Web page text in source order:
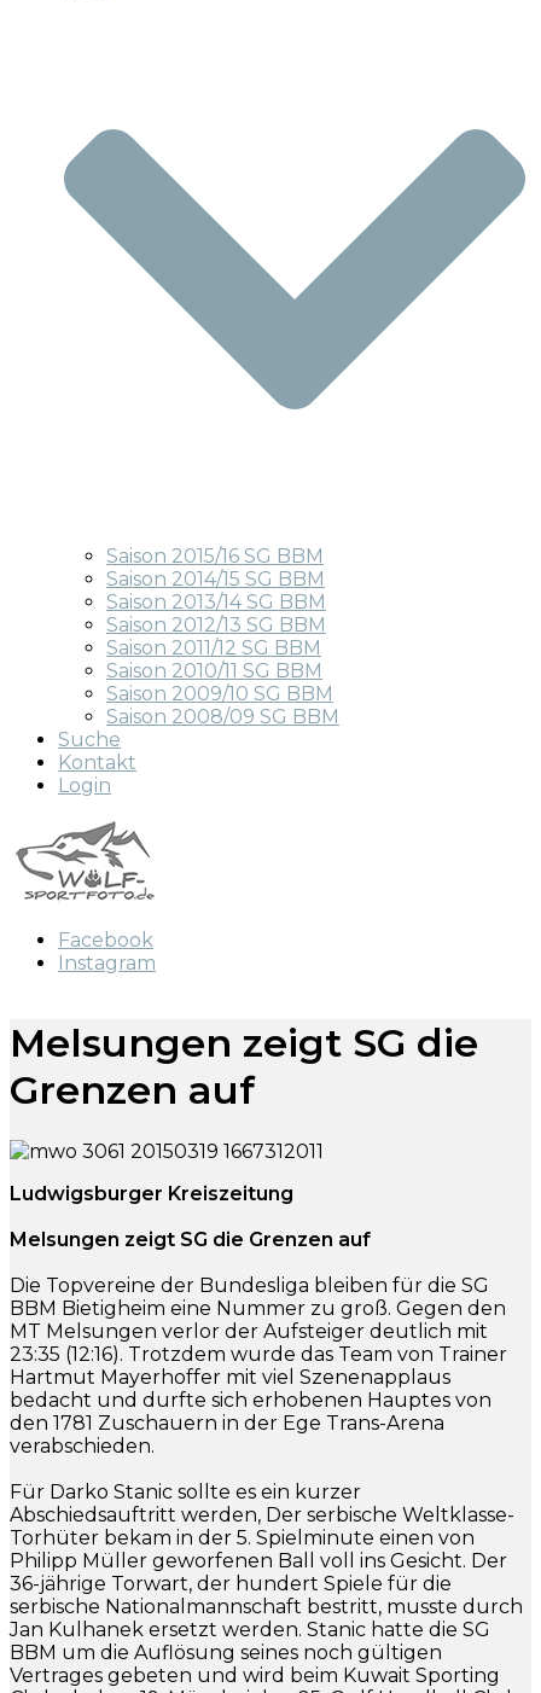
Saison 2015/16 SG BBM
Saison 2014/15 SG BBM
Saison 2013/14 SG BBM
Saison 2012/13 SG BBM
Saison 2011/12 SG BBM
Saison 2010/11 SG BBM
Saison 2009/10 SG BBM
Saison 2008/09 SG BBM
Suche
Kontakt
Login
Facebook
Instagram
Melsungen zeigt SG die
Grenzen auf
Ludwigsburger Kreiszeitung
Melsungen zeigt SG die Grenzen auf
Die Topvereine der Bundesliga bleiben für die SG
BBM Bietigheim eine Nummer zu groß. Gegen den
MT Melsungen verlor der Aufsteiger deutlich mit
23:35 (12:16). Trotzdem wurde das Team von Trainer
Hartmut Mayerhoffer mit viel Szenenapplaus
bedacht und durfte sich erhobenen Hauptes von
den 1781 Zuschauern in der Ege Trans-Arena
verabschieden.
Für Darko Stanic sollte es ein kurzer
Abschiedsauftritt werden, Der serbische Weltklasse-
Torhüter bekam in der 5. Spielminute einen von
Philipp Müller geworfenen Ball voll ins Gesicht. Der
36-jährige Torwart, der hundert Spiele für die
serbische Nationalmannschaft bestritt, musste durch
Jan Kulhanek ersetzt werden. Stanic hatte die SG
BBM um die Auflösung seines noch gültigen
Vertrages gebeten und wird beim Kuwait Sporting